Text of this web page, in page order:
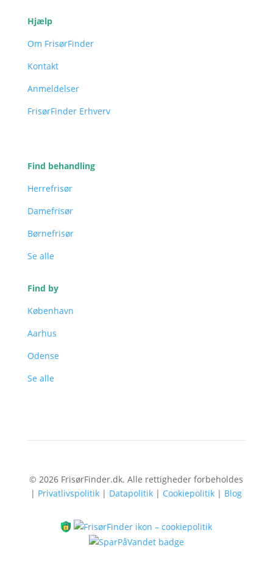
Hjælp
Om FrisørFinder
Kontakt
Anmeldelser
FrisørFinder Erhverv
Find behandling
Herrefrisør
Damefrisør
Børnefrisør
Se alle
Find by
København
Aarhus
Odense
Se alle
© 2026 FrisørFinder.dk. Alle rettigheder forbeholdes
| Privatlivspolitik | Datapolitik | Cookiepolitik | Blog